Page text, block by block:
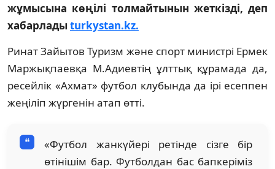
жұмысына көңілі толмайтынын жеткізді, деп
хабарладыturkystan.kz.
Ринат Зайытов Туризм және спорт министрі Ермек
Маржықпаевқа М.Адиевтің ұлттық құрамада да,
ресейлік «Ахмат» футбол клубында да ірі есеппен
жеңіліп жүргенін атап өтті.
«Футбол жанкүйері ретінде сізге бір
өтінішім бар. Футболдан бас бапкеріміз